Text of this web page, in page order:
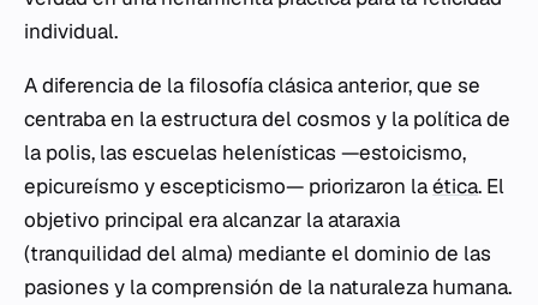
individual.
A diferencia de la filosofía clásica anterior, que se
centraba en la estructura del cosmos y la política de
la polis, las escuelas helenísticas —estoicismo,
epicureísmo y escepticismo— priorizaron laética. El
objetivo principal era alcanzar laataraxia
(tranquilidad del alma) mediante el dominio de las
pasiones y la comprensión de la naturaleza humana.